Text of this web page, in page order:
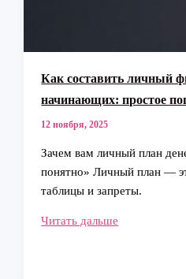
Как составить личный
начинающих: простое
12 ноября, 2025
Зачем вам личный план
понятно» Личный план —
таблицы и запреты.
Как
Читать дальше